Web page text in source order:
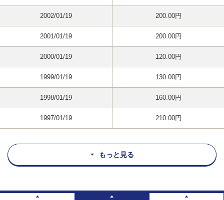
2002/01/19 200.00円
2001/01/19 200.00円
2000/01/19 120.00円
1999/01/19 130.00円
1998/01/19 160.00円
1997/01/19 210.00円
もっと見る